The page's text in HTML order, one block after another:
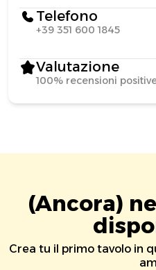
Telefono
+39 351 600 1845
Valutazione
100% recensioni
(Ancora)
Crea tu il primo tavolo in